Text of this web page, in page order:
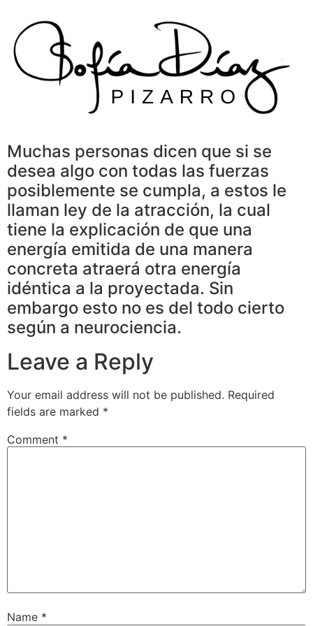
content
Muchas personas dicen que si se
desea algo con todas las fuerzas
posiblemente se cumpla, a estos le
llaman ley de la atracción, la cual
tiene la explicación de que una
energía emitida de una manera
concreta atraerá otra energía
idéntica a la proyectada. Sin
embargo esto no es del todo cierto
según a neurociencia.
Leave a Reply
Your email address will not be published. Required
fields are marked *
Comment *
Name *